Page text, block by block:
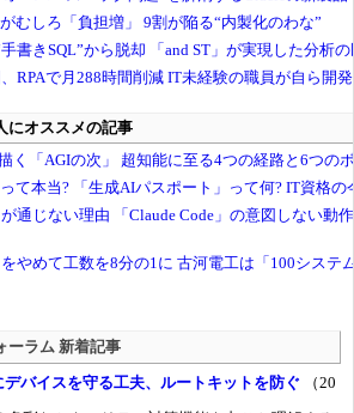
ーラム 新着記事
バイスを守る工夫、ルートキットを防ぐ （20